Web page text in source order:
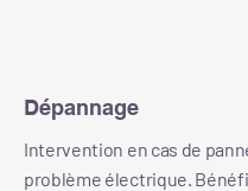
Dépannage
Intervention en cas de
problème électrique.